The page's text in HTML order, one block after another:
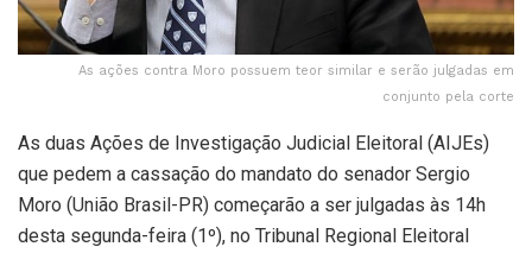
As ações contra Moro possuem teor similar e serão julgadas em
conjunto pela corte
As duas Ações de Investigação Judicial Eleitoral (AIJEs)
que pedem a cassação do mandato do senador Sergio
Moro (União Brasil-PR) começarão a ser julgadas às 14h
desta segunda-feira (1º), no Tribunal Regional Eleitoral